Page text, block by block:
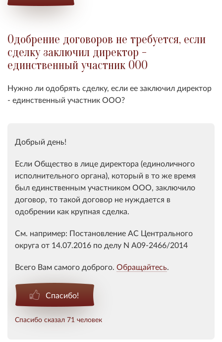
Одобрение договоров не требуется, если
сделку заключил директор -
единственный участник ООО
Нужно ли одобрять сделку, если ее заключил директор
- единственный участник ООО?
Добрый день!
Если Общество в лице директора (единоличного
исполнительного органа), который в то же время
был единственным участником ООО, заключило
договор, то такой договор не нуждается в
одобрении как крупная сделка.
См. например: Постановление АС Центрального
округа от 14.07.2016 по делу N А09-2466/2014
Всего Вам самого доброго. Обращайтесь.
Спасибо!
Спасибо сказал 71 человек